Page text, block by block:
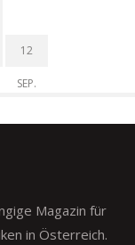
12
SEP.
Magazin für
in Österreich.